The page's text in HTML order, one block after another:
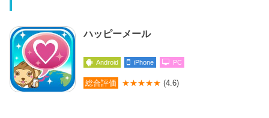
ハッピーメール
Android iPhone PC
総合評価 ★★★★★ (4.6)